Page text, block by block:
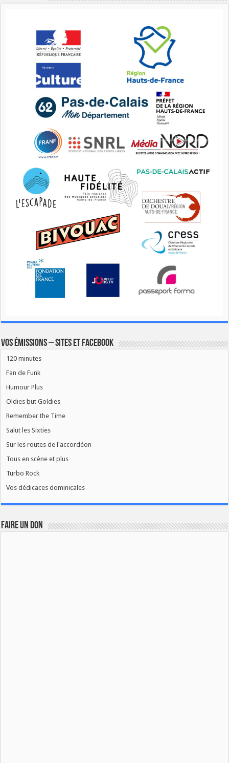
Vos émissions – Sites et Facebook
120 minutes
Fan de Funk
Humour Plus
Oldies but Goldies
Remember the Time
Salut les Sixties
Sur les routes de l'accordéon
Tous en scène et plus
Turbo Rock
Vos dédicaces dominicales
FAIRE UN DON